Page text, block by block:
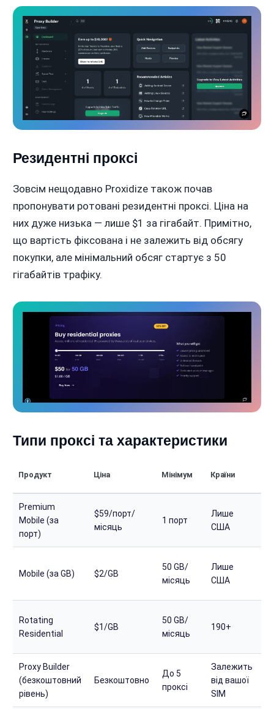
Резидентні проксі
Зовсім нещодавно Proxidize також почав
пропонувати ротовані резидентні проксі. Ціна на
них дуже низька — лише $1 за гігабайт. Примітно,
що вартість фіксована і не залежить від обсягу
покупки, але мінімальний обсяг стартує з 50
гігабайтів трафіку.
Типи проксі та характеристики
Продукт Ціна Мінімум Країни
Premium
Mobile (за
порт)
$59/порт/
місяць
1 порт
Лише
США
Mobile (за GB) $2/GB
50 GB/
місяць
Лише
США
Rotating
Residential
$1/GB
50 GB/
місяць
190+
Proxy Builder
(безкоштовний
рівень)
Безкоштовно
До 5
проксі
Залежить
від вашої
SIM